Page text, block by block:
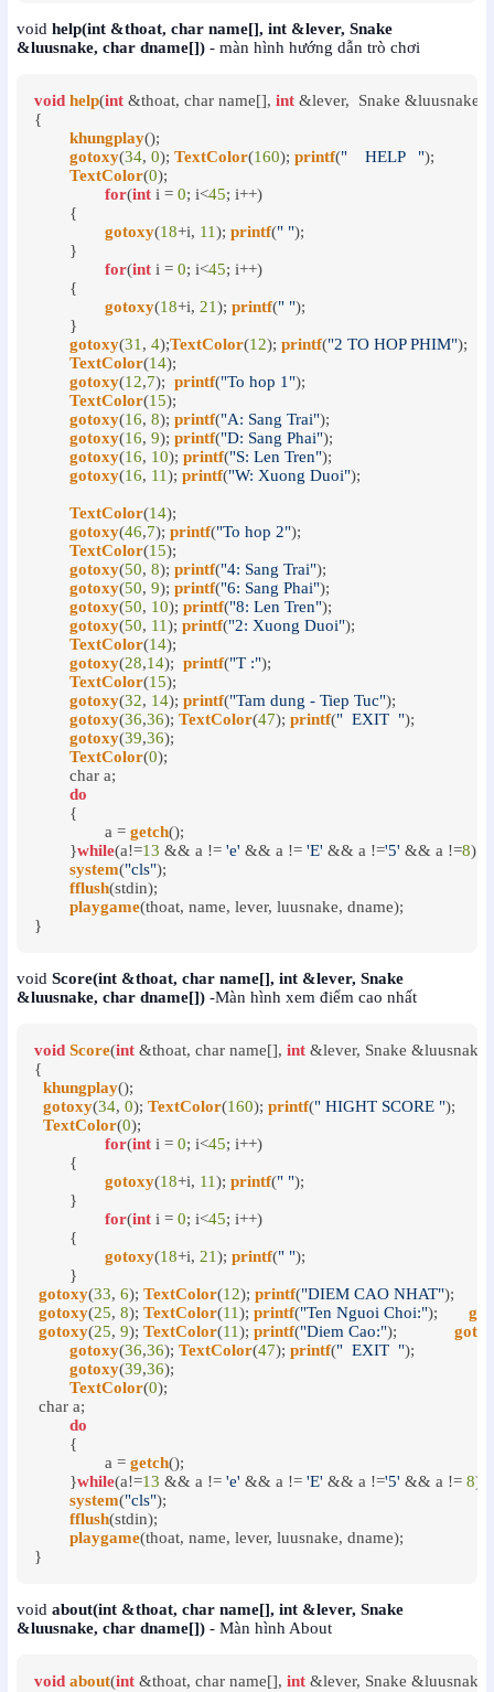
void help(int &thoat, char name[], int &lever, Snake
&luusnake, char dname[]) - màn hình hướng dẫn trò chơi
void help(int &thoat, char name[], int &lever,  Snake &luusnake,
{
khungplay();
gotoxy(34, 0); TextColor(160); printf("    HELP   ");
TextColor(0);
for(int i = 0; i<45; i++)
gotoxy(18+i, 11); printf(" ");
for(int i = 0; i<45; i++)
gotoxy(18+i, 21); printf(" ");
gotoxy(31, 4);TextColor(12); printf("2 TO HOP PHIM");
TextColor(14);
gotoxy(12,7); printf("To hop 1");
TextColor(15);
gotoxy(16, 8); printf("A: Sang Trai");
gotoxy(16, 9); printf("D: Sang Phai");
gotoxy(16, 10); printf("S: Len Tren");
gotoxy(16, 11); printf("W: Xuong Duoi");
TextColor(14);
gotoxy(46,7); printf("To hop 2");
TextColor(15);
gotoxy(50, 8); printf("4: Sang Trai");
gotoxy(50, 9); printf("6: Sang Phai");
gotoxy(50, 10); printf("8: Len Tren");
gotoxy(50, 11); printf("2: Xuong Duoi");
TextColor(14);
gotoxy(28,14); printf("T :");
TextColor(15);
gotoxy(32, 14); printf("Tam dung - Tiep Tuc");
gotoxy(36,36); TextColor(47); printf("  EXIT  ");
gotoxy(39,36);
TextColor(0);
do
		a =
getch();
	}
while(a!=13 && a != 'e' && a != 'E' && a !='5' && a !=8);
system("cls");
fflush(stdin);
playgame(thoat, name, lever, luusnake, dname);
}
void Score(int &thoat, char name[], int &lever, Snake
&luusnake, char dname[]) -Màn hình xem điểm cao nhất
void Score(int &thoat, char name[], int &lever, Snake
{
khungplay();
gotoxy(34, 0); TextColor(160); printf(" HIGHT SCORE ");
TextColor(0);
for(int i = 0; i<45; i++)
gotoxy(18+i, 11); printf(" ");
for(int i = 0; i<45; i++)
gotoxy(18+i, 21); printf(" ");
gotoxy(33, 6); TextColor(12); printf("DIEM CAO NHAT");
gotoxy(25, 8); TextColor(11); printf("Ten Nguoi Choi:");
gotoxy(25, 9); TextColor(11); printf("Diem Cao:");
gotoxy(36,36); TextColor(47); printf("  EXIT  ");
gotoxy(39,36);
TextColor(0);
char a;
do
		a =
getch();
	}
while(a!=13 && a != 'e' && a != 'E' && a !='5' && a != 8);
system("cls");
fflush(stdin);
playgame(thoat, name, lever, luusnake, dname);
}
void about(int &thoat, char name[], int &lever, Snake
&luusnake, char dname[]) - Màn hình About
void about(int &thoat, char name[], int &lever, Snake